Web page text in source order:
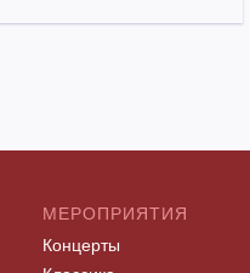
МЕРОПРИЯТИЯ
Концерты